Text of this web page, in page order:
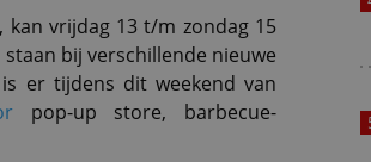
vrijdag 13 t/m zondag 15
bij verschillende nieuwe
er tijdens dit weekend van
pop-up store, barbecue-